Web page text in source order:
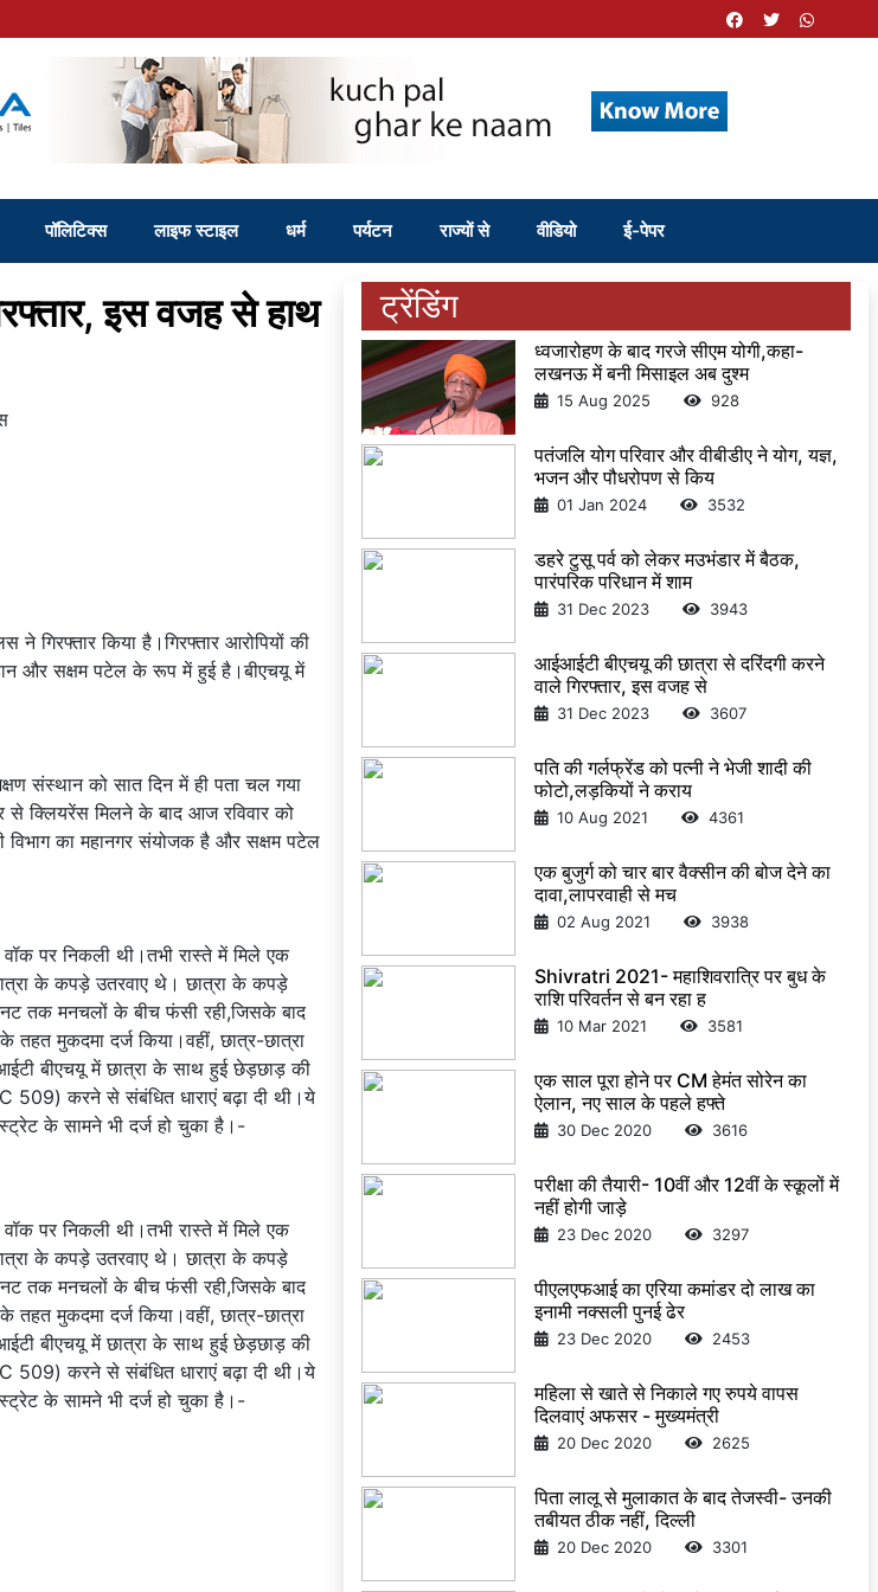
पॉलिटिक्स लाइफ स्टाइल धर्म पर्यटन राज्यों से वीडियो ई-पेपर
इस वजह से हाथ
गिरफ्तार किया है।गिरफ्तार आरोपियों की
और सक्षम पटेल के रूप में हुई है।बीएचयू में
संस्थान को सात दिन में ही पता चल गया
क्लियरेंस मिलने के बाद आज रविवार को
विभाग का महानगर संयोजक है और सक्षम पटेल
पर निकली थी।तभी रास्ते में मिले एक
के कपड़े उतरवाए थे। छात्रा के कपड़े
तक मनचलों के बीच फंसी रही,जिसके बाद
मुकदमा दर्ज किया।वहीं, छात्र-छात्रा
बीएचयू में छात्रा के साथ हुई छेड़छाड़ की
509) करने से संबंधित धाराएं बढ़ा दी थी।ये
के सामने भी दर्ज हो चुका है।-
पर निकली थी।तभी रास्ते में मिले एक
के कपड़े उतरवाए थे। छात्रा के कपड़े
तक मनचलों के बीच फंसी रही,जिसके बाद
मुकदमा दर्ज किया।वहीं, छात्र-छात्रा
बीएचयू में छात्रा के साथ हुई छेड़छाड़ की
509) करने से संबंधित धाराएं बढ़ा दी थी।ये
के सामने भी दर्ज हो चुका है।-
ट्रेंडिंग
ध्वजारोहण के बाद गरजे सीएम योगी,कहा-
लखनऊ में बनी मिसाइल अब दुश्म
15 Aug 2025 928
पतंजलि योग परिवार और वीबीडीए ने योग, यज्ञ,
भजन और पौधरोपण से किय
01 Jan 2024 3532
डहरे टुसू पर्व को लेकर मउभंडार में बैठक,
पारंपरिक परिधान में शाम
31 Dec 2023 3943
आईआईटी बीएचयू की छात्रा से दरिंदगी करने
वाले गिरफ्तार, इस वजह से
31 Dec 2023 3607
पति की गर्लफ्रेंड को पत्नी ने भेजी शादी की
फोटो,लड़कियों ने कराय
10 Aug 2021 4361
एक बुजुर्ग को चार बार वैक्सीन की बोज देने का
दावा,लापरवाही से मच
02 Aug 2021 3938
Shivratri 2021- महाशिवरात्रि पर बुध के
राशि परिवर्तन से बन रहा ह
10 Mar 2021 3581
एक साल पूरा होने पर CM हेमंत सोरेन का
ऐलान, नए साल के पहले हफ्ते
30 Dec 2020 3616
परीक्षा की तैयारी- 10वीं और 12वीं के स्कूलों में
नहीं होगी जाड़े
23 Dec 2020 3297
पीएलएफआई का एरिया कमांडर दो लाख का
इनामी नक्सली पुनई ढेर
23 Dec 2020 2453
महिला से खाते से निकाले गए रुपये वापस
दिलवाएं अफसर - मुख्यमंत्री
20 Dec 2020 2625
पिता लालू से मुलाकात के बाद तेजस्वी- उनकी
तबीयत ठीक नहीं, दिल्ली
20 Dec 2020 3301